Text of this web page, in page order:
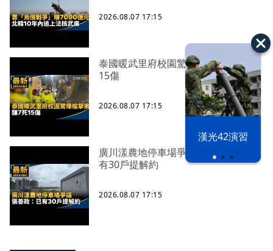
漢光42演習
2026.08.07 17:15
泰國暖武里府校園驚爆槍擊案 釀7死
15傷
2026.08.07 17:15
廣川漾農地停車場爭議 張善政：已
有30戶提解約
2026.08.07 17:15